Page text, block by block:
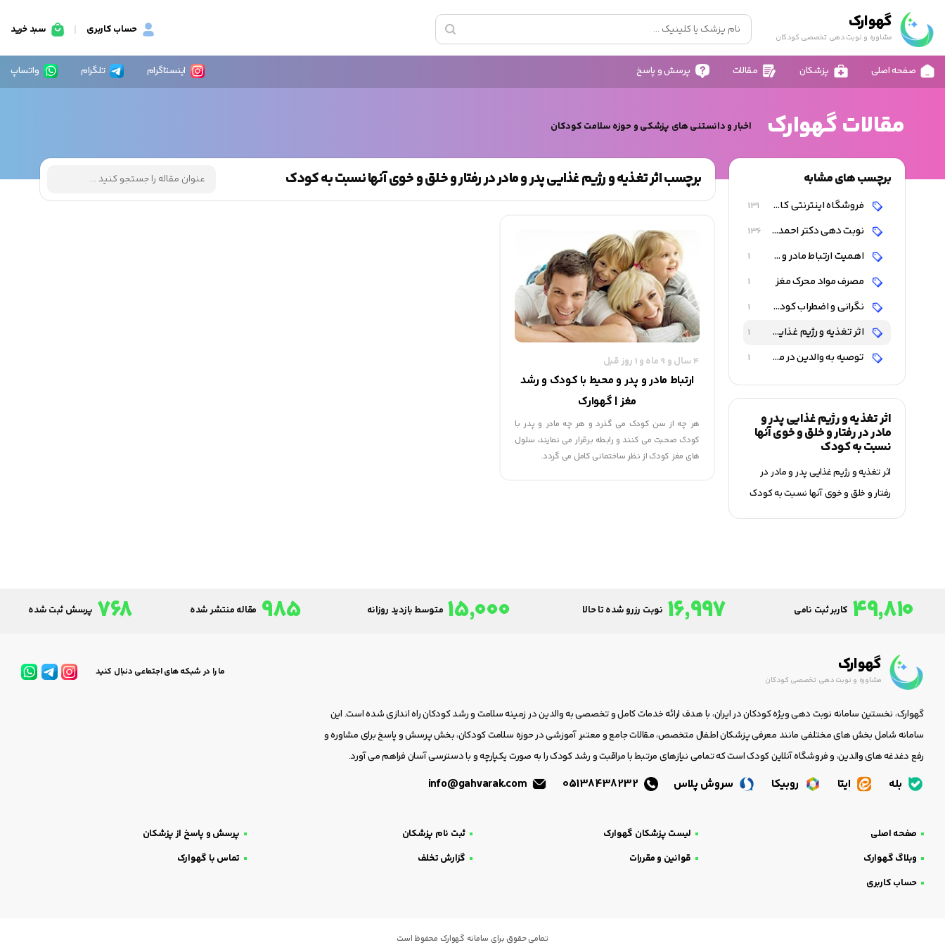
گهوارک
مشاوره و نوبت دهی تخصصی کودکان
حساب کاربری سبد خرید
صفحه اصلی پزشکان مقالات پرسش و پاسخ اینستاگرام تلگرام واتساپ
مقالات گهوارک اخبار و دانستنی های پزشکی و حوزه سلامت کودکان
برچسب های مشابه
فروشگاه اینترنتی کالای کودک و نوزاد 131
نوبت دهی دکتر احمد شاه فرهت 136
اهمیت ارتباط مادر و پدر و محیط با کودک و رشد مغز 1
مصرف مواد محرک مغز 1
نگرانی و اضطراب کودک از امتحانات 1
اثر تغذیه و رژیم غذایی پدر و مادر در رفتار و خلق و خوی آنها نسبت به کودک 1
توصیه به والدین در مورد تغذیه کودکان 1
اثر تغذیه و رژیم غذایی پدر و
مادر در رفتار و خلق و خوی آنها
نسبت به کودک
اثر تغذیه و رژیم غذایی پدر و مادر در
رفتار و خلق و خوی آنها نسبت به کودک
برچسب اثر تغذیه و رژیم غذایی پدر و مادر در رفتار و خلق و خوی آنها نسبت به کودک
4 سال و 9 ماه و 1 روز قبل
ارتباط مادر و پدر و محیط با کودک و رشد
مغز | گهوارک
هر چه از سن کودک می گذرد و هر چه مادر و پدر با
کودک صحبت می کنند و رابطه برقرار می نمایند، سلول
های مغز کودک از نظر ساختمانی کامل می گردد.
49,810 کاربر ثبت نامی 16,997 نوبت رزرو شده تا حالا 15,000 متوسط بازدید روزانه 985 مقاله منتشر شده 768 پرسش ثبت شده
گهوارک
مشاوره و نوبت دهی تخصصی کودکان
ما را در شبکه های اجتماعی دنبال کنید
گهوارک، نخستین سامانه نوبت دهی ویژه کودکان در ایران، با هدف ارائه خدمات کامل و تخصصی به والدین در زمینه سلامت و رشد کودکان راه اندازی شده است. این
سامانه شامل بخش های مختلفی مانند معرفی پزشکان اطفال متخصص، مقالات جامع و معتبر آموزشی در حوزه سلامت کودکان، بخش پرسش و پاسخ برای مشاوره و
رفع دغدغه های والدین، و فروشگاه آنلاین کودک است که تمامی نیازهای مرتبط با مراقبت و رشد کودک را به صورت یکپارچه و با دسترسی آسان فراهم می آورد.
بله ایتا روبیکا سروش پلاس
صفحه اصلی لیست پزشکان گهوارک ثبت نام پزشکان
پرسش و پاسخ از پزشکان
وبلاگ گهوارک
قوانین و مقررات گزارش تخلف
تماس با گهوارک
حساب کاربری
تمامی حقوق برای سامانه گهوارک محفوظ است